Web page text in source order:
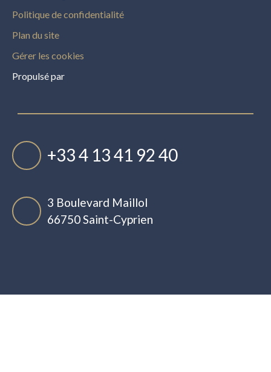
Politique de confidentialité
Plan du site
Gérer les cookies
Propulsé par
+33 4 13 41 92 40
3 Boulevard Maillol
66750 Saint-Cyprien